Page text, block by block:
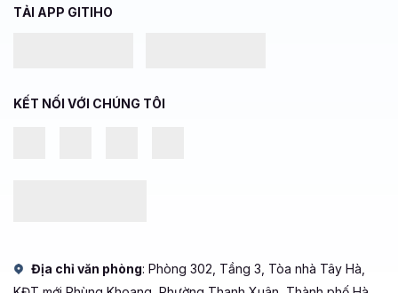
TẢI APP GITIHO
KẾT NỐI VỚI CHÚNG TÔI
Địa chỉ văn phòng: Phòng 302, Tầng 3, Tòa nhà Tây Hà,